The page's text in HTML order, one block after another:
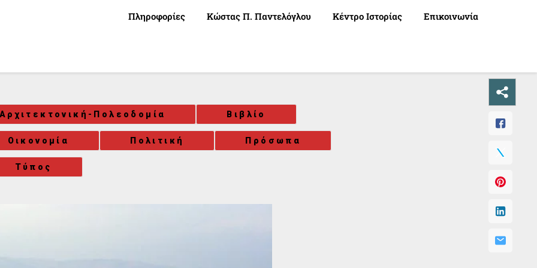
Πληροφορίες Κώστας Π. Παντελόγλου Κέντρο Ιστορίας Επικοινωνία
Αρχιτεκτονική-Πολεοδομία Βιβλίο
Οικονομία Πολιτική Πρόσωπα
Τύπος